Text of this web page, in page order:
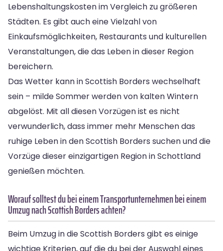
Lebenshaltungskosten im Vergleich zu größeren
Städten. Es gibt auch eine Vielzahl von
Einkaufsmöglichkeiten, Restaurants und kulturellen
Veranstaltungen, die das Leben in dieser Region
bereichern.
Das Wetter kann in Scottish Borders wechselhaft
sein – milde Sommer werden von kalten Wintern
abgelöst. Mit all diesen Vorzügen ist es nicht
verwunderlich, dass immer mehr Menschen das
ruhige Leben in den Scottish Borders suchen und die
Vorzüge dieser einzigartigen Region in Schottland
genießen möchten.
Worauf solltest du bei einem Transportunternehmen bei einem
Umzug nach Scottish Borders achten?
Beim Umzug in die Scottish Borders gibt es einige
wichtige Kriterien, auf die du bei der Auswahl eines